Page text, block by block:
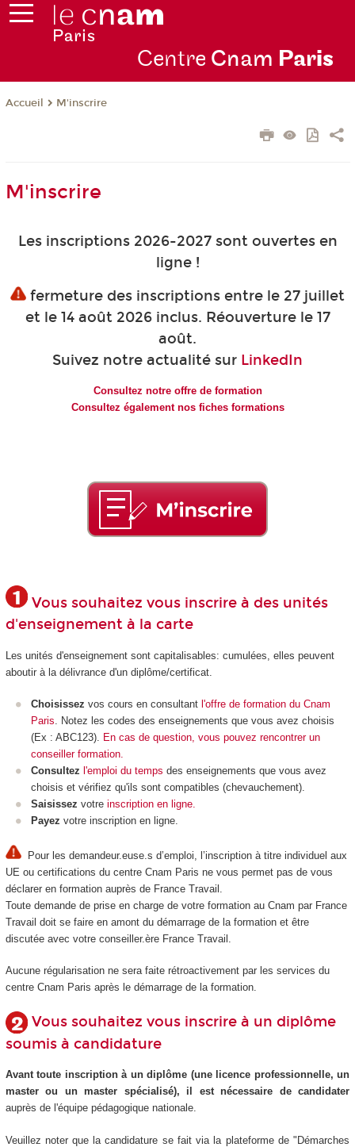
Centre Cnam Paris
Accueil M'inscrire
M'inscrire
Les inscriptions 2026-2027 sont ouvertes en
ligne !
fermeture des inscriptions entre le 27 juillet
et le 14 août 2026 inclus. Réouverture le 17
août.
Suivez notre actualité sur LinkedIn
Consultez notre offre de formation
Consultez également nos fiches formations
Vous souhaitez vous inscrire à des unités
d'enseignement à la carte
Les unités d'enseignementsont capitalisables: cumulées, elles peuvent
aboutir à la délivrance d'un diplôme/certificat.
Choisissez vos cours en consultant l'offre de formation du Cnam
Paris. Notez les codes des enseignements que vous avez choisis
(Ex : ABC123). En cas de question, vous pouvez rencontrer un
conseiller formation.
Consultez l'emploi du temps des enseignements que vous avez
choisis et vérifiez qu'ils sont compatibles (chevauchement).
Saisissez votre inscription en ligne.
Payez votre inscription en ligne.
Pour les demandeur.euse.s d’emploi, l’inscription à titre individuel aux
UE ou certifications du centre Cnam Paris ne vous permet pas de vous
déclarer en formation auprès de France Travail.
Toute demande de prise en charge de votre formation au Cnam par France
Travail doit se faire en amont du démarrage de la formation et être
discutée avec votre conseiller.ère France Travail.
Aucune régularisation ne sera faite rétroactivement par les services du
centre Cnam Paris après le démarrage de la formation.
Vous souhaitez vous inscrire à un diplôme
soumis à candidature
Avant toute inscription à un diplôme (une licence professionnelle, un
master ou un master spécialisé), il est nécessaire de candidater
auprès de l'équipe pédagogique nationale.
Veuillez noter que la candidature se fait via la plateforme de "Démarches